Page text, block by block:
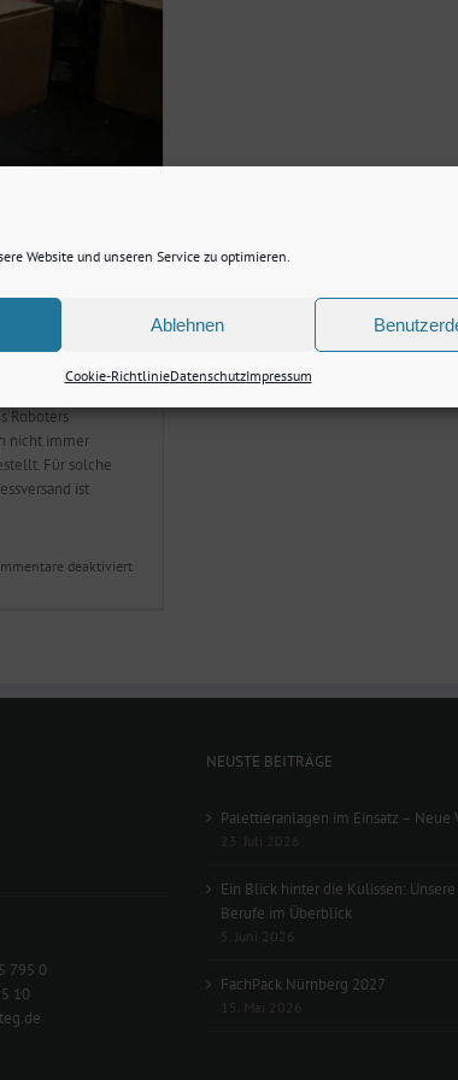
Website und unseren Service zu optimieren.
Ablehnen
Cookie-RichtlinieDatenschutzImpressum
Roboters
nicht immer
Für solche
ist
deaktiviertfür
795 0
10
NEUSTE BEITRÄGE
Palettieranlagen im Einsatz – Neue
23. Juli 2026
Ein Blick hinter die Kulissen: Unsere
Berufe im Überblick
5. Juni 2026
FachPack Nürnberg 2027
15. Mai 2026